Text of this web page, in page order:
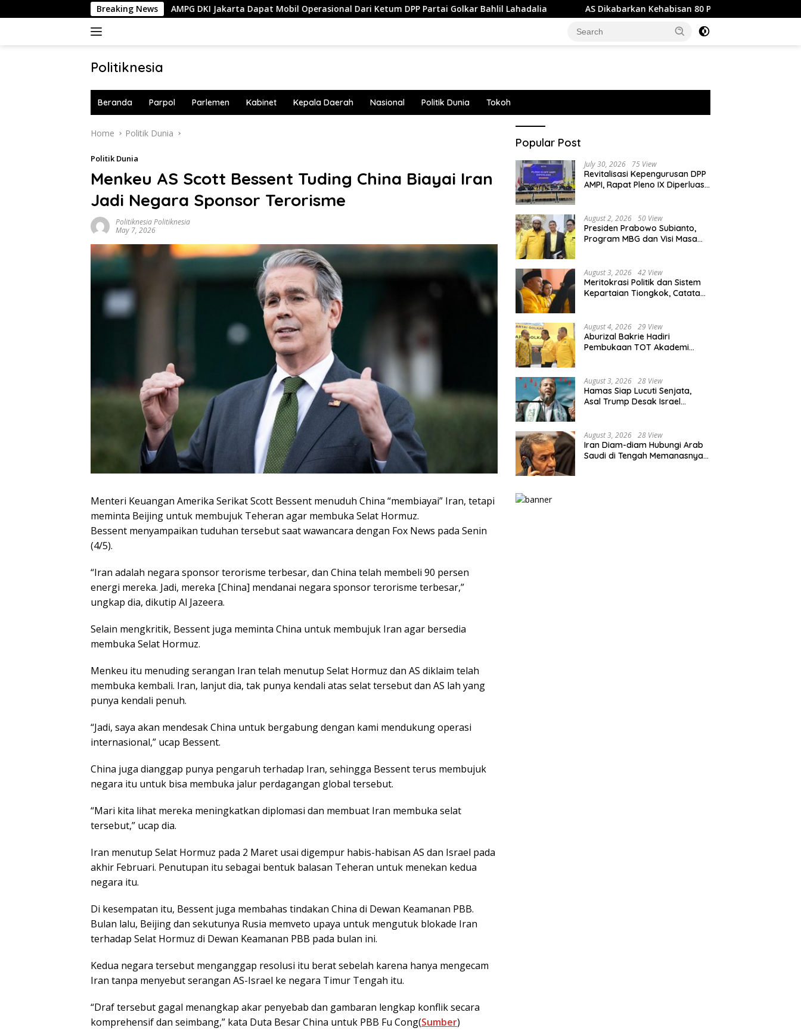
to
Breaking News
AMPG DKI Jakarta Dapat Mobil Operasional Dari Ketum DPP Partai Golkar Bahlil Lahadalia AS Dikabarkan Kehabisan 80 Persen Stok Rudal THAAD di
Politiknesia
Beranda Parpol Parlemen Kabinet Kepala Daerah Nasional Politik Dunia Tokoh
Home Politik Dunia
Politik Dunia
Menkeu AS Scott Bessent Tuding China Biayai Iran
Jadi Negara Sponsor Terorisme
Politiknesia Politiknesia
May 7, 2026
Menteri Keuangan Amerika Serikat Scott Bessent menuduh China “membiayai” Iran, tetapi
meminta Beijing untuk membujuk Teheran agar membuka Selat Hormuz.
Bessent menyampaikan tuduhan tersebut saat wawancara dengan Fox News pada Senin
(4/5).
“Iran adalah negara sponsor terorisme terbesar, dan China telah membeli 90 persen
energi mereka. Jadi, mereka [China] mendanai negara sponsor terorisme terbesar,”
ungkap dia, dikutip Al Jazeera.
Selain mengkritik, Bessent juga meminta China untuk membujuk Iran agar bersedia
membuka Selat Hormuz.
Menkeu itu menuding serangan Iran telah menutup Selat Hormuz dan AS diklaim telah
membuka kembali. Iran, lanjut dia, tak punya kendali atas selat tersebut dan AS lah yang
punya kendali penuh.
“Jadi, saya akan mendesak China untuk bergabung dengan kami mendukung operasi
internasional,” ucap Bessent.
China juga dianggap punya pengaruh terhadap Iran, sehingga Bessent terus membujuk
negara itu untuk bisa membuka jalur perdagangan global tersebut.
“Mari kita lihat mereka meningkatkan diplomasi dan membuat Iran membuka selat
tersebut,” ucap dia.
Iran menutup Selat Hormuz pada 2 Maret usai digempur habis-habisan AS dan Israel pada
akhir Februari. Penutupan itu sebagai bentuk balasan Teheran untuk menekan kedua
negara itu.
Di kesempatan itu, Bessent juga membahas tindakan China di Dewan Keamanan PBB.
Bulan lalu, Beijing dan sekutunya Rusia memveto upaya untuk mengutuk blokade Iran
terhadap Selat Hormuz di Dewan Keamanan PBB pada bulan ini.
Kedua negara tersebut menganggap resolusi itu berat sebelah karena hanya mengecam
Iran tanpa menyebut serangan AS-Israel ke negara Timur Tengah itu.
“Draf tersebut gagal menangkap akar penyebab dan gambaran lengkap konflik secara
komprehensif dan seimbang,” kata Duta Besar China untuk PBB Fu Cong(Sumber)
Popular Post
July 30, 2026 75 View
Revitalisasi Kepengurusan DPP
AMPI, Rapat Pleno IX Diperluas
August 2, 2026 50 View
Presiden Prabowo Subianto,
Program MBG dan Visi Masa
August 3, 2026 42 View
Meritokrasi Politik dan Sistem
Kepartaian Tiongkok, Catatan
August 4, 2026 29 View
Aburizal Bakrie Hadiri
Pembukaan TOT Akademi
Berkualitas
August 3, 2026 28 View
Hamas Siap Lucuti Senjata,
Asal Trump Desak Israel
August 3, 2026 28 View
Iran Diam-diam Hubungi Arab
Saudi di Tengah Memanasnya